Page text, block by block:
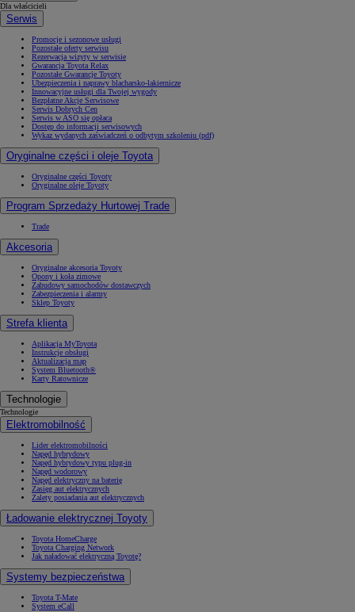
Dla właścicieli
Serwis
Promocje i sezonowe usługi
Pozostałe oferty serwisu
Rezerwacja wizyty w serwisie
Gwarancja Toyota Relax
Pozostałe Gwarancje Toyoty
Ubezpieczenia i naprawy blacharsko-lakiernicze
Innowacyjne usługi dla Twojej wygody
Bezpłatne Akcje Serwisowe
Serwis Dobrych Cen
Serwis w ASO się opłaca
Dostęp do informacji serwisowych
Wykaz wydanych zaświadczeń o odbytym szkoleniu (pdf)
Oryginalne części i oleje Toyota
Oryginalne części Toyoty
Oryginalne oleje Toyoty
Program Sprzedaży Hurtowej Trade
Trade
Akcesoria
Oryginalne akcesoria Toyoty
Opony i koła zimowe
Zabudowy samochodów dostawczych
Zabezpieczenia i alarmy
Sklep Toyoty
Strefa klienta
Aplikacja MyToyota
Instrukcje obsługi
Aktualizacja map
System Bluetooth®
Karty Ratownicze
Technologie
Technologie
Elektromobilność
Lider elektromobilności
Napęd hybrydowy
Napęd hybrydowy typu plug-in
Napęd wodorowy
Napęd elektryczny na baterię
Zasięg aut elektrycznych
Zalety posiadania aut elektrycznych
Ładowanie elektrycznej Toyoty
Toyota HomeCharge
Toyota Charging Network
Jak naładować elektryczną Toyotę?
Systemy bezpieczeństwa
Toyota T-Mate
System eCall